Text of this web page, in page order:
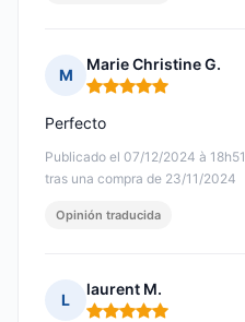
M
Marie Christine G.
Nota: 5 de 5
Publicado el 07/12/2024 à 18h51
tras una compra de 23/11/2024
Perfecto
Opinión traducida
L
laurent M.